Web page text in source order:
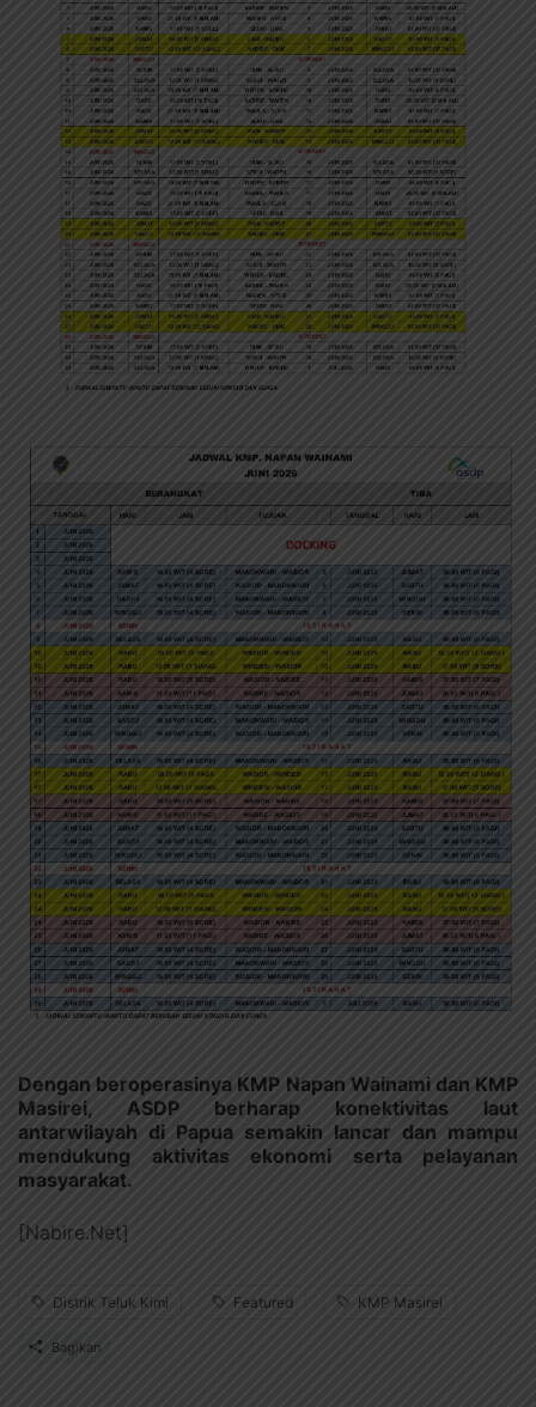
Dengan beroperasinya KMP Napan Wainami dan KMP
Masirei, ASDP berharap konektivitas laut
antarwilayah di Papua semakin lancar dan mampu
mendukung aktivitas ekonomi serta pelayanan
masyarakat.
[Nabire.Net]
Distrik Teluk Kimi Featured KMP Masirei
Bagikan